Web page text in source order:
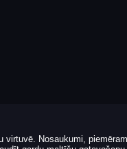
Nosaukumi,